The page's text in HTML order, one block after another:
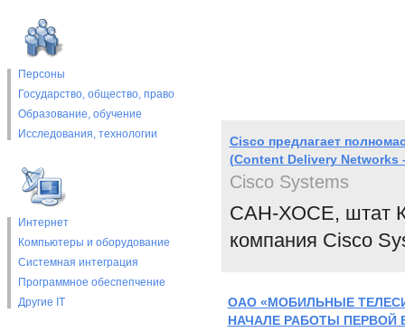
Персоны
Государство, общество, право
Образование, обучение
Исследования, технологии
Интернет
Компьютеры и оборудование
Системная интеграция
Программное обеспепчение
Другие IT
Cisco предлагает
(Content Delivery Networks
Cisco Systems
САН-ХОСЕ, штат
компания Cisco
ОАО «МОБИЛЬНЫЕ
НАЧАЛЕ РАБОТЫ ПЕРВОЙ